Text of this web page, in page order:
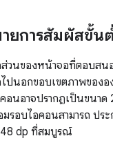
ยการสัมผัสขั้น
ส่วนของหน้าจอที่ตอบสน
ไปนอกขอบเขตภาพของ
อนอาจปรากฏเป็นขนา
รอบไอคอนสามารถ ปร
48 dp ที่สมบูรณ์